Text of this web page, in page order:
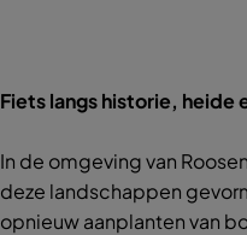
Fiets langs historie, heide
In de omgeving van
deze landschappen
opnieuw aanplanten van